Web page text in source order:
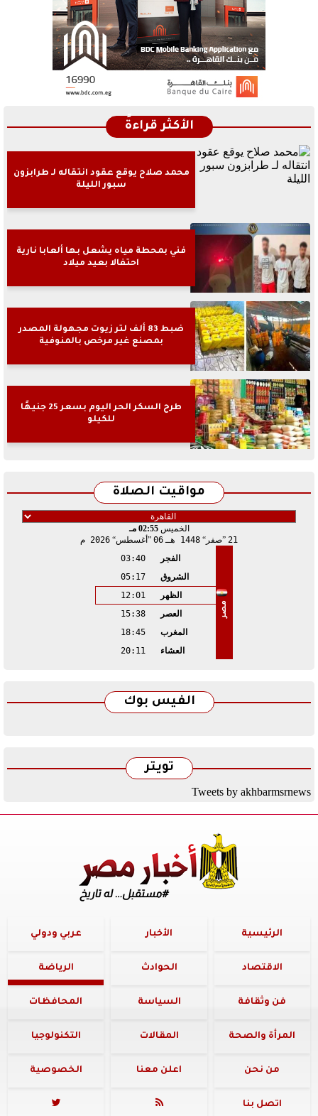
الأكثر قراءةً
محمد صلاح يوقع عقود انتقاله لـ طرابزون
سبور الليلة
فني بمحطة مياه يشعل بها ألعابا نارية
احتفالا بعيد ميلاد
ضبط 83 ألف لتر زيوت مجهولة المصدر
بمصنع غير مرخص بالمنوفية
طرح السكر الحر اليوم بسعر 25 جنيهًا
للكيلو
مواقيت الصلاة
الخميس02:55 مـ
21 صفر 1448 هـ 06 أغسطس 2026 م
مصر
الفجر
03:40
الشروق
05:17
الظهر
12:01
العصر
15:38
المغرب
18:45
العشاء
20:11
الفيس بوك
تويتر
Tweets by akhbarmsrnews
الرئيسية الأخبار عربي ودولي
الاقتصاد الحوادث الرياضة
فن وثقافة السياسة المحافظات
المرأة والصحة المقالات التكنولوجيا
من نحن اعلن معنا الخصوصية
اتصل بنا 
